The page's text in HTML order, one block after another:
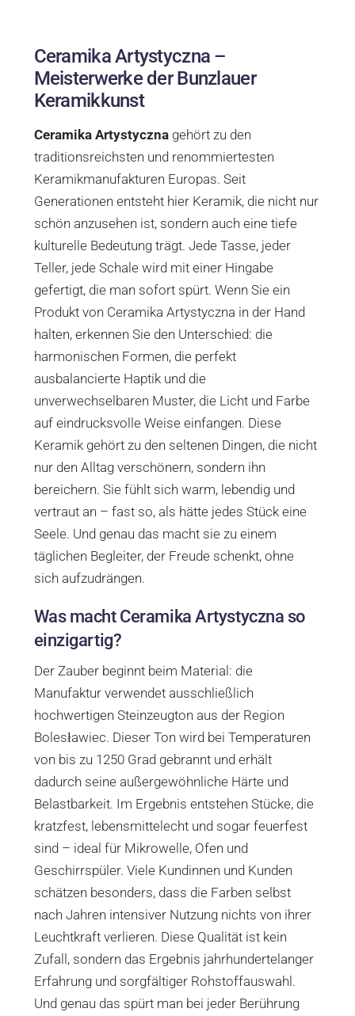
Ceramika Artystyczna –
Meisterwerke der Bunzlauer
Keramikkunst
Ceramika Artystyczna gehört zu den
traditionsreichsten und renommiertesten
Keramikmanufakturen Europas. Seit
Generationen entsteht hier Keramik, die nicht nur
schön anzusehen ist, sondern auch eine tiefe
kulturelle Bedeutung trägt. Jede Tasse, jeder
Teller, jede Schale wird mit einer Hingabe
gefertigt, die man sofort spürt. Wenn Sie ein
Produkt von Ceramika Artystyczna in der Hand
halten, erkennen Sie den Unterschied: die
harmonischen Formen, die perfekt
ausbalancierte Haptik und die
unverwechselbaren Muster, die Licht und Farbe
auf eindrucksvolle Weise einfangen. Diese
Keramik gehört zu den seltenen Dingen, die nicht
nur den Alltag verschönern, sondern ihn
bereichern. Sie fühlt sich warm, lebendig und
vertraut an – fast so, als hätte jedes Stück eine
Seele. Und genau das macht sie zu einem
täglichen Begleiter, der Freude schenkt, ohne
sich aufzudrängen.
Was macht Ceramika Artystyczna so
einzigartig?
Der Zauber beginnt beim Material: die
Manufaktur verwendet ausschließlich
hochwertigen Steinzeugton aus der Region
Bolesławiec. Dieser Ton wird bei Temperaturen
von bis zu 1250 Grad gebrannt und erhält
dadurch seine außergewöhnliche Härte und
Belastbarkeit. Im Ergebnis entstehen Stücke, die
kratzfest, lebensmittelecht und sogar feuerfest
sind – ideal für Mikrowelle, Ofen und
Geschirrspüler. Viele Kundinnen und Kunden
schätzen besonders, dass die Farben selbst
nach Jahren intensiver Nutzung nichts von ihrer
Leuchtkraft verlieren. Diese Qualität ist kein
Zufall, sondern das Ergebnis jahrhundertelanger
Erfahrung und sorgfältiger Rohstoffauswahl.
Und genau das spürt man bei jeder Berührung